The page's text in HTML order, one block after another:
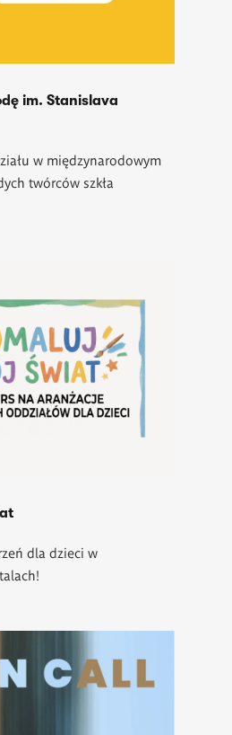
im. Stanislava
w międzynarodowym
twórców szkła
dla dzieci w